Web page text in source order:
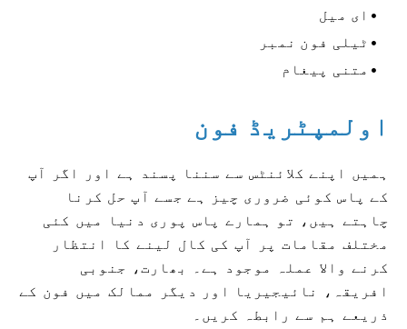
ای میل
ٹیلی فون نمبر
متنی پیغام
اولمپٹریڈ فون
ہمیں اپنے کلائنٹس سے سننا پسند ہے اور اگر آپ
کے پاس کوئی ضروری چیز ہے جسے آپ حل کرنا
چاہتے ہیں، تو ہمارے پاس پوری دنیا میں کئی
مختلف مقامات پر آپ کی کال لینے کا انتظار
کرنے والا عملہ موجود ہے۔ بھارت، جنوبی
افریقہ، نائیجیریا اور دیگر ممالک میں فون کے
ذریعے ہم سے رابطہ کریں۔